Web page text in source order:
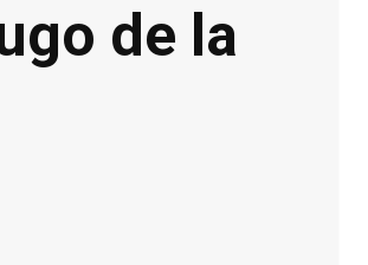
de la